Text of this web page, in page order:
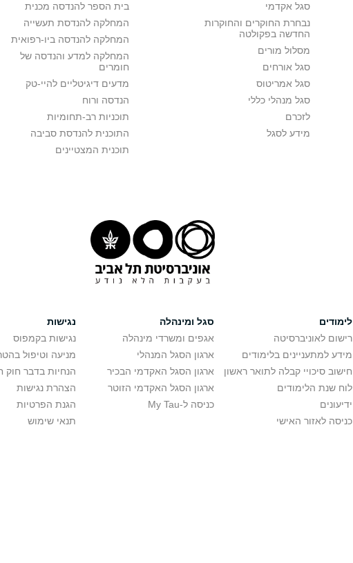
סגל אקדמי
נבחרת החוקרים והחוקרות
החדשה בפקולטה
מסלול מורים
סגל אורחים
סגל אמריטוס
סגל מנהלי כללי
לזכרם
מידע לסגל
בית הספר להנדסה מכנית
המחלקה להנדסת תעשייה
המחלקה להנדסה ביו-רפואית
המחלקה למדע והנדסה של
חומרים
מדעים דיגיטליים להיי-טק
הנדסה ורוח
תוכניות רב-תחומיות
התוכנית להנדסת סביבה
תוכנית המצטיינים
לימודים
רישום לאוניברסיטה
מידע למתעניינים בלימודים
חישוב סיכויי קבלה לתואר ראשון
לוח שנת הלימודים
ידיעונים
כניסה לאזור האישי
סגל ומינהלה
אגפים ומשרדי מינהלה
ארגון הסגל המנהלי
ארגון הסגל האקדמי הבכיר
ארגון הסגל האקדמי הזוטר
כניסה ל-My Tau
נגישות
נגישות בקמפוס
מניעה וטיפול
הנחיות בדבר חוק
הצהרת נגישות
הגנת הפרטיות
תנאי שימוש